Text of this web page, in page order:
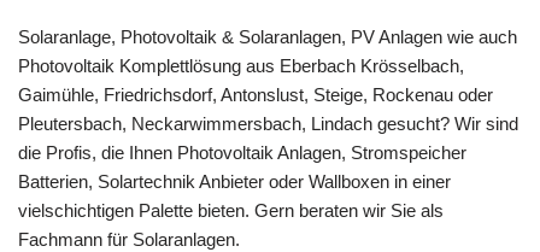
Solaranlage, Photovoltaik & Solaranlagen, PV Anlagen wie auch
Photovoltaik Komplettlösung aus Eberbach Krösselbach,
Gaimühle, Friedrichsdorf, Antonslust, Steige, Rockenau oder
Pleutersbach, Neckarwimmersbach, Lindach gesucht? Wir sind
die Profis, die Ihnen Photovoltaik Anlagen, Stromspeicher
Batterien, Solartechnik Anbieter oder Wallboxen in einer
vielschichtigen Palette bieten. Gern beraten wir Sie als
Fachmann für Solaranlagen.